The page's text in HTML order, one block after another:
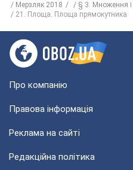
Мерзляк 2018
§ 3. Множення і
21. Площа. Площа прямокутника
Про компанію
Правова інформація
Реклама на сайті
Редакційна політика